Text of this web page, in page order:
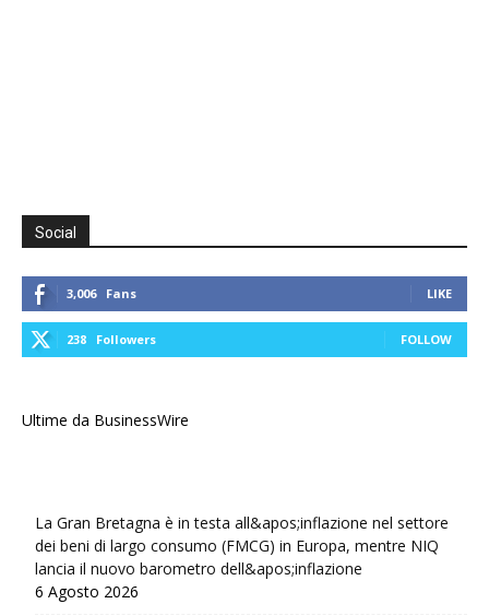
Social
3,006 Fans LIKE
238 Followers FOLLOW
Ultime da BusinessWire
La Gran Bretagna è in testa all&apos;inflazione nel settore
dei beni di largo consumo (FMCG) in Europa, mentre NIQ
lancia il nuovo barometro dell&apos;inflazione
6 Agosto 2026